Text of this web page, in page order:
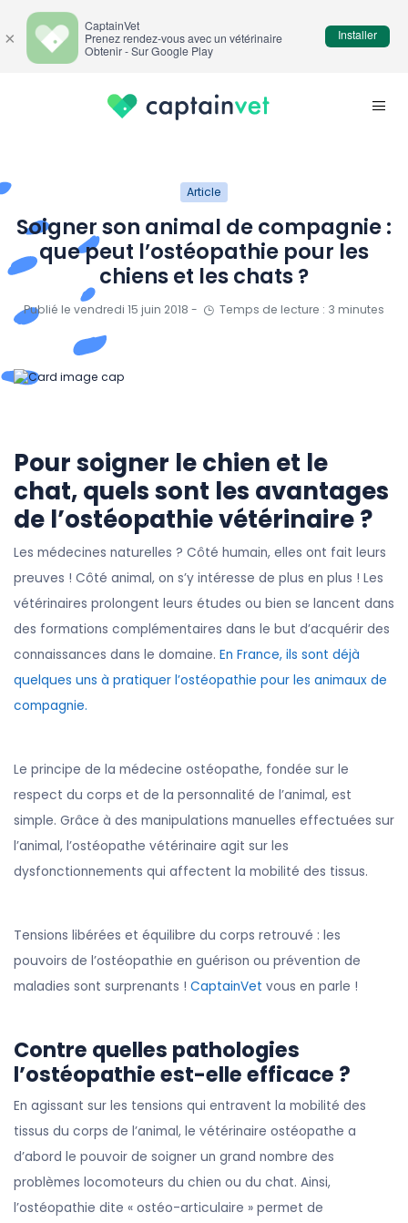
Article
Soigner son animal de compagnie :
que peut l’ostéopathie pour les
chiens et les chats ?
Publié le vendredi 15 juin 2018 - Temps de lecture : 3 minutes
Pour soigner le chien et le
chat, quels sont les avantages
de l’ostéopathie vétérinaire ?
Les médecines naturelles ? Côté humain, elles ont fait leurs
preuves ! Côté animal, on s’y intéresse de plus en plus ! Les
vétérinaires prolongent leurs études ou bien se lancent dans
des formations complémentaires dans le but d’acquérir des
connaissances dans le domaine. En France, ils sont déjà
quelques uns à pratiquer l’ostéopathie pour les animaux de
compagnie.
Le principe de la médecine ostéopathe, fondée sur le
respect du corps et de la personnalité de l’animal, est
simple. Grâce à des manipulations manuelles effectuées sur
l’animal, l’ostéopathe vétérinaire agit sur les
dysfonctionnements qui affectent la mobilité des tissus.
Tensions libérées et équilibre du corps retrouvé : les
pouvoirs de l’ostéopathie en guérison ou prévention de
maladies sont surprenants ! CaptainVet vous en parle !
Contre quelles pathologies
l’ostéopathie est-elle efficace ?
En agissant sur les tensions qui entravent la mobilité des
tissus du corps de l’animal, le vétérinaire ostéopathe a
d’abord le pouvoir de soigner un grand nombre des
problèmes locomoteurs du chien ou du chat. Ainsi,
l’ostéopathie dite « ostéo-articulaire » permet de
×
CaptainVet
Prenez rendez-vous avec un vétérinaire
Obtenir - Sur Google Play
Installer